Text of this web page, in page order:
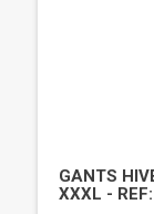
GANTS
XXXL -